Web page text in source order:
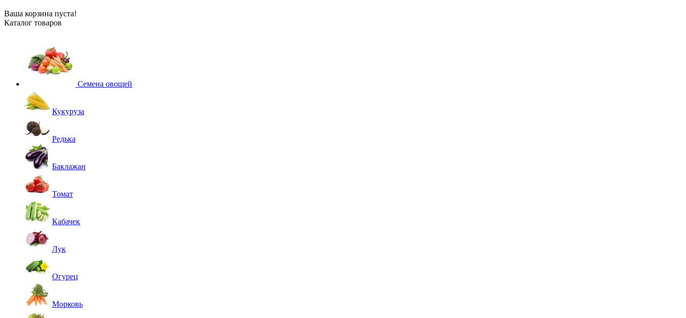
Ваша корзина пуста!
Каталог товаров
Семена овощей
Кукуруза
Редька
Баклажан
Томат
Кабачек
Лук
Огурец
Морковь